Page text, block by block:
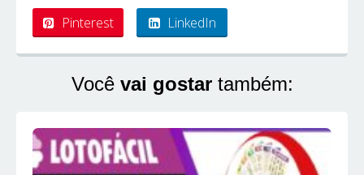
Pinterest LinkedIn
Você vai gostartambém: